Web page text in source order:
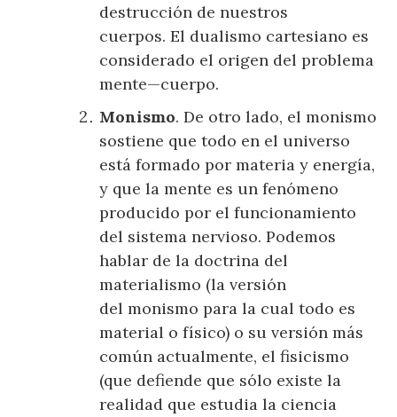
destrucción de nuestros
cuerpos. El dualismo cartesiano es
considerado el origen del problema
mente—cuerpo.
Monismo. De otro lado, el monismo
sostiene que todo en el universo
está formado por materia y energía,
y que la mente es un fenómeno
producido por el funcionamiento
del sistema nervioso. Podemos
hablar de la doctrina del
materialismo (la versión
del monismo para la cual todo es
material o físico) o su versión más
común actualmente, el fisicismo
(que defiende que sólo existe la
realidad que estudia la ciencia